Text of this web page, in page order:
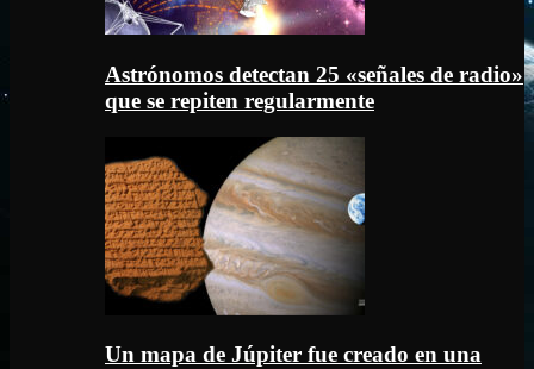
Astrónomos detectan 25 «señales de radio»
que se repiten regularmente
Un mapa de Júpiter fue creado en una